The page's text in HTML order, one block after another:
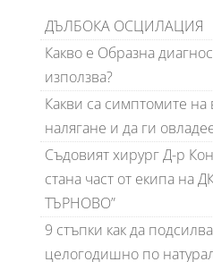
ДЪЛБОКА ОСЦИЛАЦИЯ
Какво е Образна
използва?
Какви са симптомите на
налягане и да ги
Съдовият хирург Д-р
стана част от екипа на
ТЪРНОВО”
9 стъпки как да
целогодишно по